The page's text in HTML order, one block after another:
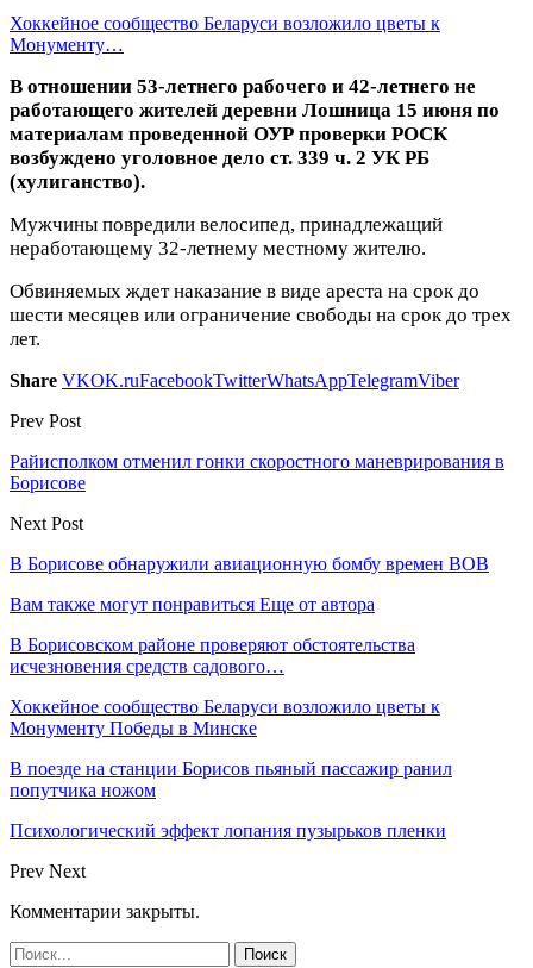
Хоккейное сообщество Беларуси возложило цветы к
Монументу…
В отношении 53-летнего рабочего и 42-летнего не
работающего жителей деревни Лошница 15 июня по
материалам проведенной ОУР проверки РОСК
возбуждено уголовное дело ст. 339 ч. 2 УК РБ
(хулиганство).
Мужчины повредили велосипед, принадлежащий
неработающему 32-летнему местному жителю.
Обвиняемых ждет наказание в виде ареста на срок до
шести месяцев или ограничение свободы на срок до трех
лет.
Share VKOK.ruFacebookTwitterWhatsAppTelegramViber
Prev Post
Райисполком отменил гонки скоростного маневрирования в
Борисове
Next Post
В Борисове обнаружили авиационную бомбу времен ВОВ
Вам также могут понравиться Еще от автора
В Борисовском районе проверяют обстоятельства
исчезновения средств садового…
Хоккейное сообщество Беларуси возложило цветы к
Монументу Победы в Минске
В поезде на станции Борисов пьяный пассажир ранил
попутчика ножом
Психологический эффект лопания пузырьков пленки
Prev Next
Комментарии закрыты.